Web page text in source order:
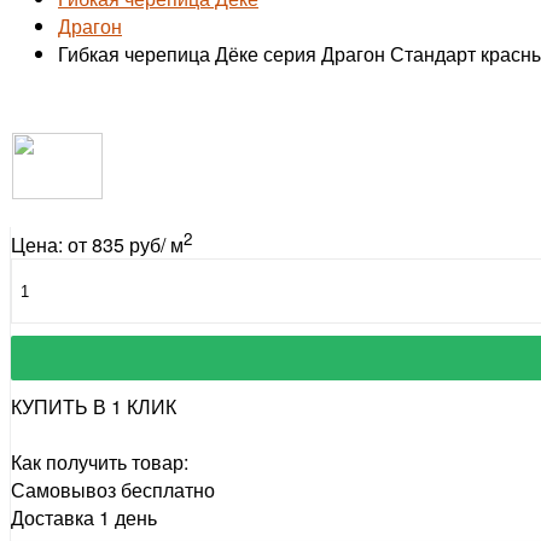
Драгон
Гибкая черепица Дёке серия Драгон Стандарт
Цена: от 835 руб/ м2
КУПИТЬ В 1 КЛИК
Как получить товар:
Самовывоз бесплатно
Доставка 1 день